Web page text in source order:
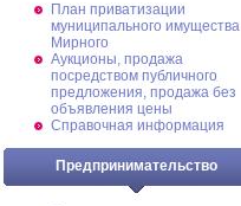
План приватизации
муниципального имущества
Мирного
Аукционы, продажа
посредством публичного
предложения, продажа без
объявления цены
Справочная информация
Предпринимательство